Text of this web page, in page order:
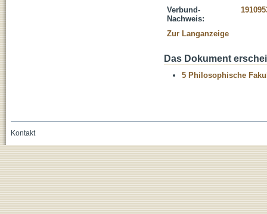
Verbund-
Nachweis:
Zur Langanzeige
Das Dokument
5 Philosophische
Kontakt